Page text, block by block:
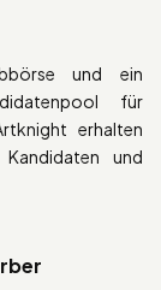
und ein
für
erhalten
und